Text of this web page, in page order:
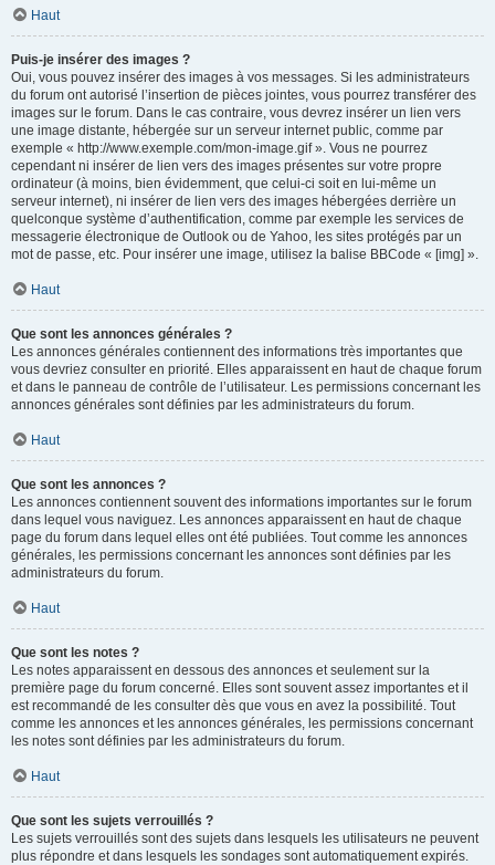
Haut
Puis-je insérer des images ?
Oui, vous pouvez insérer des images à vos messages. Si les administrateurs
du forum ont autorisé l’insertion de pièces jointes, vous pourrez transférer des
images sur le forum. Dans le cas contraire, vous devrez insérer un lien vers
une image distante, hébergée sur un serveur internet public, comme par
exemple « http://www.exemple.com/mon-image.gif ». Vous ne pourrez
cependant ni insérer de lien vers des images présentes sur votre propre
ordinateur (à moins, bien évidemment, que celui-ci soit en lui-même un
serveur internet), ni insérer de lien vers des images hébergées derrière un
quelconque système d’authentification, comme par exemple les services de
messagerie électronique de Outlook ou de Yahoo, les sites protégés par un
mot de passe, etc. Pour insérer une image, utilisez la balise BBCode « [img] ».
Haut
Que sont les annonces générales ?
Les annonces générales contiennent des informations très importantes que
vous devriez consulter en priorité. Elles apparaissent en haut de chaque forum
et dans le panneau de contrôle de l’utilisateur. Les permissions concernant les
annonces générales sont définies par les administrateurs du forum.
Haut
Que sont les annonces ?
Les annonces contiennent souvent des informations importantes sur le forum
dans lequel vous naviguez. Les annonces apparaissent en haut de chaque
page du forum dans lequel elles ont été publiées. Tout comme les annonces
générales, les permissions concernant les annonces sont définies par les
administrateurs du forum.
Haut
Que sont les notes ?
Les notes apparaissent en dessous des annonces et seulement sur la
première page du forum concerné. Elles sont souvent assez importantes et il
est recommandé de les consulter dès que vous en avez la possibilité. Tout
comme les annonces et les annonces générales, les permissions concernant
les notes sont définies par les administrateurs du forum.
Haut
Que sont les sujets verrouillés ?
Les sujets verrouillés sont des sujets dans lesquels les utilisateurs ne peuvent
plus répondre et dans lesquels les sondages sont automatiquement expirés.